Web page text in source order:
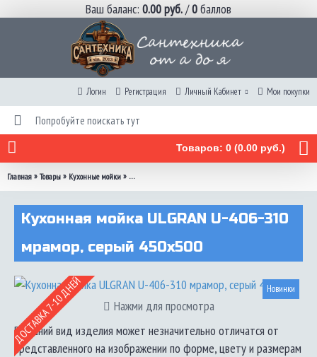
Ваш баланс: 0.00 руб./0баллов
Товаров: 0 (0.00 руб.)
Логин Регистрация Личный Кабинет Мои покупки
Главная » Товары » Кухонные мойки » Кухонная мойка ULGRAN U-406-310 мрамор, серый 450х500
Кухонная мойка ULGRAN U-406-310
мрамор, серый 450х500
Новинки
ДОСТАВКА 7-10 ДНЕЙ
Нажми для просмотра
Внешний вид изделия может незначительно отличатся от
представленного на изображении по форме, цвету и размерам